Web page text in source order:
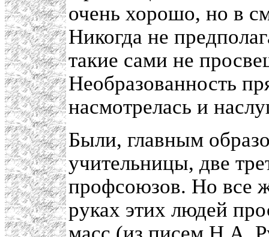
очень хорошо, но в
Никогда не
такие сами не
Необразованность
насмотрелась и
Были, главным
учительницы, две
профсоюзов. Но все
руках этих людей